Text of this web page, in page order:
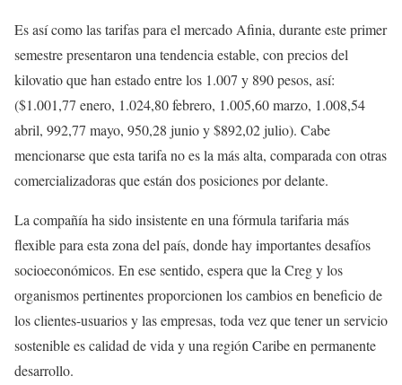
Es así como las tarifas para el mercado Afinia, durante este primer
semestre presentaron una tendencia estable, con precios del
kilovatio que han estado entre los 1.007 y 890 pesos, así:
($1.001,77 enero, 1.024,80 febrero, 1.005,60 marzo, 1.008,54
abril, 992,77 mayo, 950,28 junio y $892,02 julio). Cabe
mencionarse que esta tarifa no es la más alta, comparada con otras
comercializadoras que están dos posiciones por delante.
La compañía ha sido insistente en una fórmula tarifaria más
flexible para esta zona del país, donde hay importantes desafíos
socioeconómicos. En ese sentido, espera que la Creg y los
organismos pertinentes proporcionen los cambios en beneficio de
los clientes-usuarios y las empresas, toda vez que tener un servicio
sostenible es calidad de vida y una región Caribe en permanente
desarrollo.